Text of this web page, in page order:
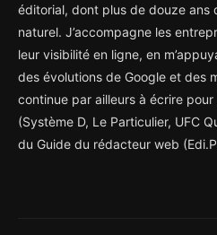
éditorial, dont plus de douze ans
naturel. J’accompagne les
leur visibilité en ligne, en
des évolutions de Google et des
continue par ailleurs à écrire
(Système D, Le Particulier, UFC
du Guide du rédacteur web